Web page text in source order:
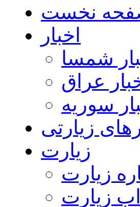
نخست
اخبار
شمسا
عراق
سوریه
زیارتی
زیارت
زیارت
زیارت